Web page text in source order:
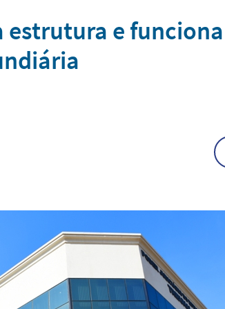
estrutura e